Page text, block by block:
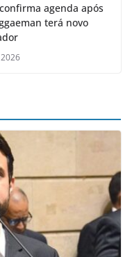
agenda após
terá novo